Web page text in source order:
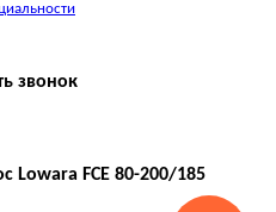
звонок
Lowara FCE 80-200/185